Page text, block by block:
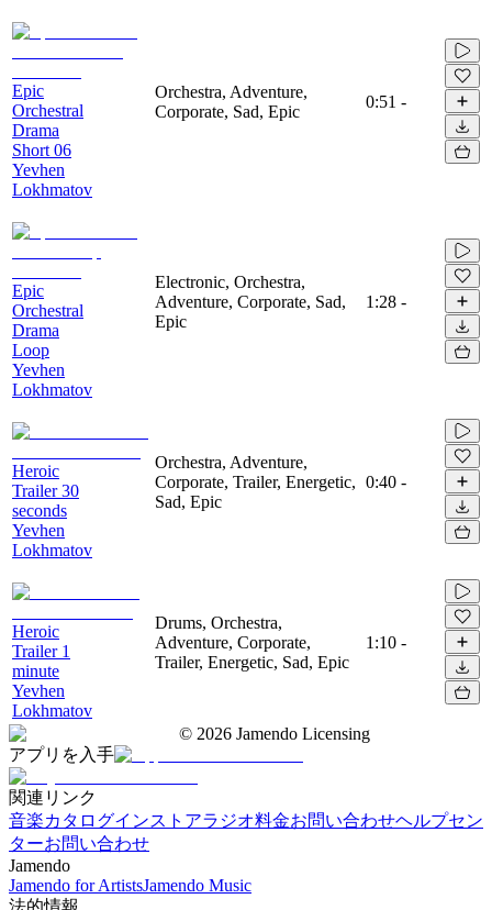
Epic
Orchestral
Drama
Short 06
Yevhen
Lokhmatov
Orchestra, Adventure,
Corporate, Sad, Epic
0:51 -
Epic
Orchestral
Drama
Loop
Yevhen
Lokhmatov
Electronic, Orchestra,
Adventure, Corporate, Sad,
Epic
1:28 -
Heroic
Trailer 30
seconds
Yevhen
Lokhmatov
Orchestra, Adventure,
Corporate, Trailer, Energetic,
Sad, Epic
0:40 -
Heroic
Trailer 1
minute
Yevhen
Lokhmatov
Drums, Orchestra,
Adventure, Corporate,
Trailer, Energetic, Sad, Epic
1:10 -
© 2026 Jamendo Licensing
アプリを入手
関連リンク
音楽カタログインストアラジオ料金お問い合わせヘルプセン
ターお問い合わせ
Jamendo
Jamendo for ArtistsJamendo Music
法的情報